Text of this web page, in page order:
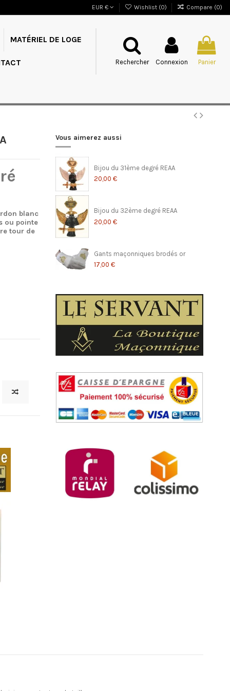
EUR € Wishlist (0) Compare (0)
MATÉRIEL DE LOGE
Rechercher Connexion Panier
blanc
ou pointe
tour de
Vous aimerez aussi
Bijou du 31ème degré REAA
20,00 €
Bijou du 32ème degré REAA
20,00 €
Gants maçonniques brodés or
17,00 €